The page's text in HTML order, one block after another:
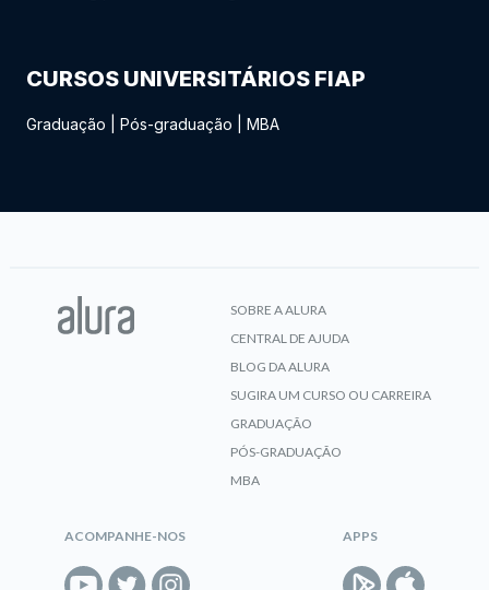
CURSOS UNIVERSITÁRIOS FIAP
Graduação Pós-graduação MBA
SOBRE A ALURA
CENTRAL DE AJUDA
BLOG DA ALURA
SUGIRA UM CURSO OU CARREIRA
GRADUAÇÃO
PÓS-GRADUAÇÃO
MBA
ACOMPANHE-NOS APPS